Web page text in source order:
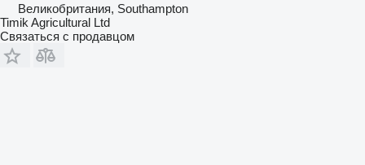
Великобритания, Southampton
Timik Agricultural Ltd
Связаться с продавцом